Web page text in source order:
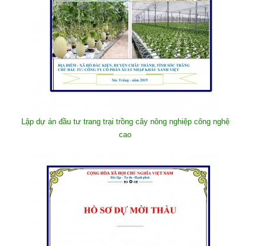
Lập dự án đầu tư trang trại trồng cây nông nghiệp công nghệ
cao